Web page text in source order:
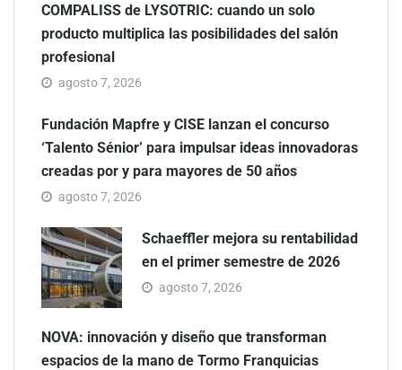
COMPALISS de LYSOTRIC: cuando un solo
producto multiplica las posibilidades del salón
profesional
agosto 7, 2026
Fundación Mapfre y CISE lanzan el concurso
‘Talento Sénior’ para impulsar ideas innovadoras
creadas por y para mayores de 50 años
agosto 7, 2026
Schaeffler mejora su rentabilidad
en el primer semestre de 2026
agosto 7, 2026
NOVA: innovación y diseño que transforman
espacios de la mano de Tormo Franquicias